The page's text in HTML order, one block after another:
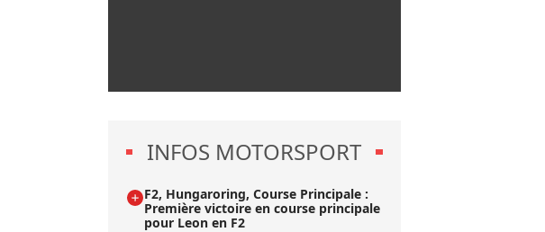
INFOS MOTORSPORT
F2, Hungaroring, Course Principale :
Première victoire en course principale
pour Leon en F2